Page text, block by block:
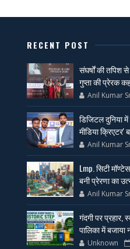
RECENT POST
संघर्षों की तपिश
गुप्ता की प्रेरक
Anil Kumar
डिजिटल दुनिया
मीडिया क्रिएटर'
Anil Kumar
Lmp. सिटी
बनी प्रेरणा का
Anil Kumar
गंदगी पर प्रहार,
पालिका में बजाया
Unknown